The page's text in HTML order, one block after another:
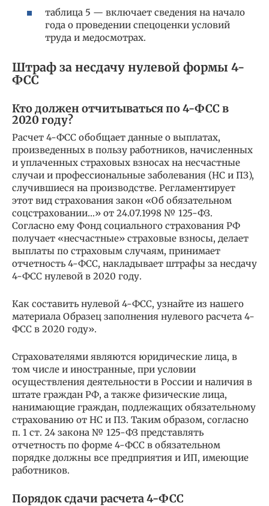
таблица 5 — включает сведения на начало
года о проведении спецоценки условий
труда и медосмотрах.
Штраф за несдачу нулевой формы 4-
ФСС
Кто должен отчитываться по 4-ФСС в
2020 году?
Расчет 4-ФСС обобщает данные о выплатах,
произведенных в пользу работников, начисленных
и уплаченных страховых взносах на несчастные
случаи и профессиональные заболевания (НС и ПЗ),
случившиеся на производстве. Регламентирует
этот вид страхования закон «Об обязательном
соцстраховании…» от 24.07.1998 № 125-ФЗ.
Согласно ему Фонд социального страхования РФ
получает «несчастные» страховые взносы, делает
выплаты по страховым случаям, принимает
отчетность 4-ФСС, накладывает штрафы за несдачу
4-ФСС нулевой в 2020 году.
Как составить нулевой 4-ФСС, узнайте из нашего
материала Образец заполнения нулевого расчета 4-
ФСС в 2020 году».
Страхователями являются юридические лица, в
том числе и иностранные, при условии
осуществления деятельности в России и наличия в
штате граждан РФ, а также физические лица,
нанимающие граждан, подлежащих обязательному
страхованию от НС и ПЗ. Таким образом, согласно
п. 1 ст. 24 закона № 125-ФЗ представлять
отчетность по форме 4-ФСС в обязательном
порядке должны все предприятия и ИП, имеющие
работников.
Порядок сдачи расчета 4-ФСС